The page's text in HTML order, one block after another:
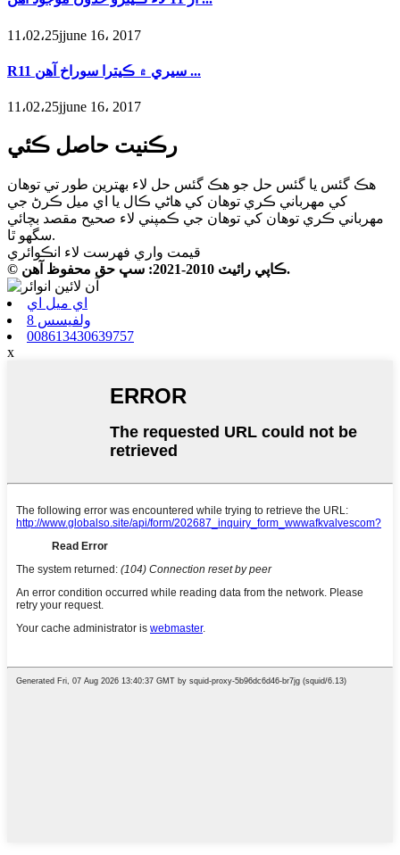
11،02،25jjune 16، 2017
R11 سيري ۾ ڪيترا سوراخ آهن ...
11،02،25jjune 16، 2017
رڪنيت حاصل ڪئي
هڪ گئس يا گئس حل جو هڪ گئس حل لاء بهترين طور تي توهان
کي مهرباني ڪري توهان کي هاڻي ڪال يا اي ميل ڪرڻ جي
مهرباني ڪري توهان کي توهان جي ڪمپني لاء صحيح مقصد بچائي
سگهو ٿا.
قيمت واري فهرست لاء انڪوائري
© ڪاپي رائيٽ 2010-2021: سڀ حق محفوظ آهن.
اي ميل اي
ولفيسس 8
008613430639757
x